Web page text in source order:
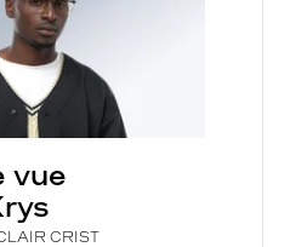
vue
CRIST